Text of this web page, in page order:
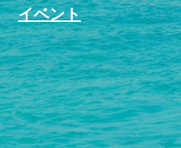
イベント